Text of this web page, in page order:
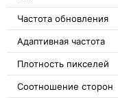
Частота обновления
Адаптивная частота
Плотность пикселей
Соотношение сторон